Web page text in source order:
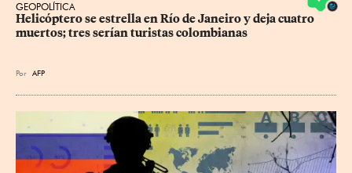
GEOPOLÍTICA
Helicóptero se estrella en Río de Janeiro y deja cuatro
muertos; tres serían turistas colombianas
Por AFP